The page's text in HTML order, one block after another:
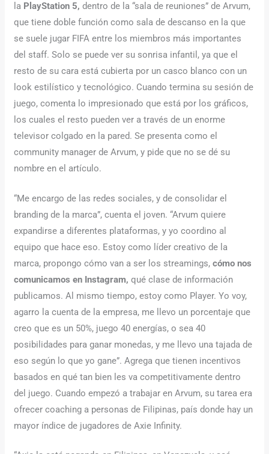
la PlayStation 5, dentro de la “sala de reuniones” de Arvum,
que tiene doble función como sala de descanso en la que
se suele jugar FIFA entre los miembros más importantes
del staff. Solo se puede ver su sonrisa infantil, ya que el
resto de su cara está cubierta por un casco blanco con un
look estilístico y tecnológico. Cuando termina su sesión de
juego, comenta lo impresionado que está por los gráficos,
los cuales el resto pueden ver a través de un enorme
televisor colgado en la pared. Se presenta como el
community manager de Arvum, y pide que no se dé su
nombre en el artículo.
“Me encargo de las redes sociales, y de consolidar el
branding de la marca”, cuenta el joven. “Arvum quiere
expandirse a diferentes plataformas, y yo coordino al
equipo que hace eso. Estoy como líder creativo de la
marca, propongo cómo van a ser los streamings,cómo nos
comunicamos en Instagram,qué clase de información
publicamos. Al mismo tiempo, estoy como Player. Yo voy,
agarro la cuenta de la empresa, me llevo un porcentaje que
creo que es un 50%, juego 40 energías, o sea 40
posibilidades para ganar monedas, y me llevo una tajada de
eso según lo que yo gane”. Agrega que tienen incentivos
basados en qué tan bien les va competitivamente dentro
del juego. Cuando empezó a trabajar en Arvum, su tarea era
ofrecer coaching a personas de Filipinas, país donde hay un
mayor índice de jugadores de Axie Infinity.